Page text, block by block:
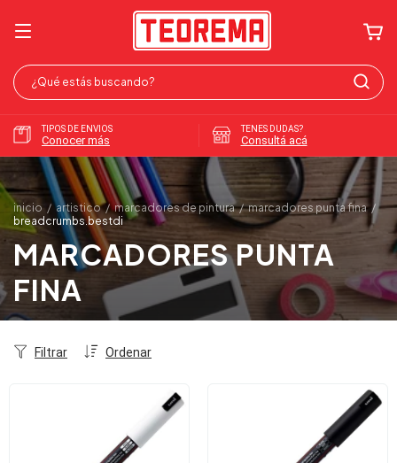
TIPOS DE ENVIOS
Conocer más
TENES DUDAS?
Consultá acá
inicio / artistico / marcadores de pintura / marcadores punta fina /
breadcrumbs.bestdi
MARCADORES PUNTA
FINA
Ordenar
Filtrar